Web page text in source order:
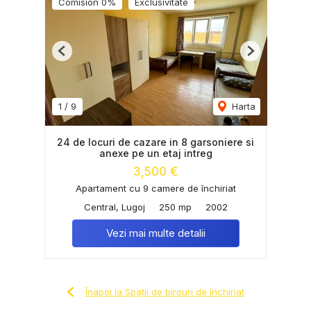
1 / 9 Harta
Previous Next
24 de locuri de cazare in 8 garsoniere si
anexe pe un etaj intreg
3,500 €
Apartament cu 9 camere de închiriat
Central, Lugoj
250 mp 2002
Vezi mai multe detalii
Înapoi la Spații de birouri de închiriat